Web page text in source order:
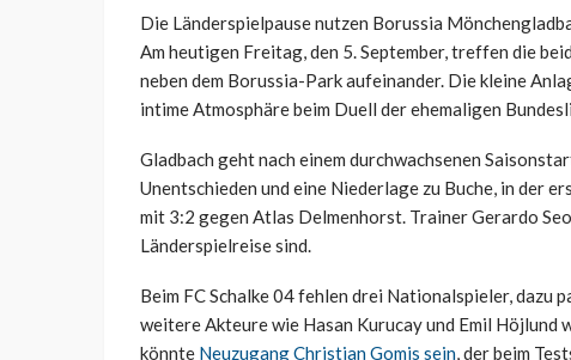
Die Länderspielpause nutzen Borussia
Am heutigen Freitag, den 5. September, treffen die
neben dem Borussia-Park aufeinander. Die kleine
intime Atmosphäre beim Duell der ehemaligen
Gladbach geht nach einem durchwachsenen
Unentschieden und eine Niederlage zu Buche, in der
mit 3:2 gegen Atlas Delmenhorst. Trainer Gerardo
Länderspielreise sind.
Beim FC Schalke 04 fehlen drei Nationalspieler, dazu
weitere Akteure wie Hasan Kurucay und Emil Höjlund
könnte Neuzugang Christian Gomis sein, der beim